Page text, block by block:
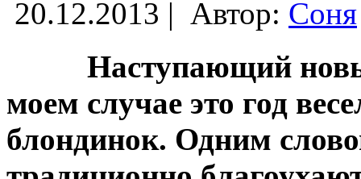
20.12.2013 | Автор: Соня
Наступающий
моем случае это год
блондинок. Одним